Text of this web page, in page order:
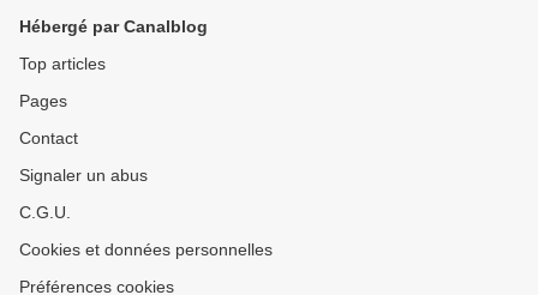
Hébergé par Canalblog
Top articles
Pages
Contact
Signaler un abus
C.G.U.
Cookies et données personnelles
Préférences cookies